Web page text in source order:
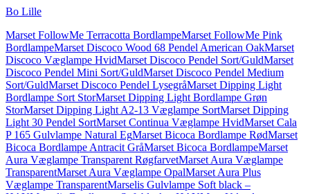
Bo Lille
Marset FollowMe Terracotta BordlampeMarset FollowMe Pink
BordlampeMarset Discoco Wood 68 Pendel American OakMarset
Discoco Væglampe HvidMarset Discoco Pendel Sort/GuldMarset
Discoco Pendel Mini Sort/GuldMarset Discoco Pendel Medium
Sort/GuldMarset Discoco Pendel LysegråMarset Dipping Light
Bordlampe Sort StorMarset Dipping Light Bordlampe Grøn
StorMarset Dipping Light A2-13 Væglampe SortMarset Dipping
Light 30 Pendel SortMarset Continua Væglampe HvidMarset Cala
P 165 Gulvlampe Natural EgMarset Bicoca Bordlampe RødMarset
Bicoca Bordlampe Antracit GråMarset Bicoca BordlampeMarset
Aura Væglampe Transparent RøgfarvetMarset Aura Væglampe
TransparentMarset Aura Væglampe OpalMarset Aura Plus
Væglampe TransparentMarselis Gulvlampe Soft black –